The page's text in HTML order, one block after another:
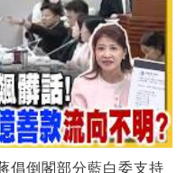
倡倒閣部分藍白委支持